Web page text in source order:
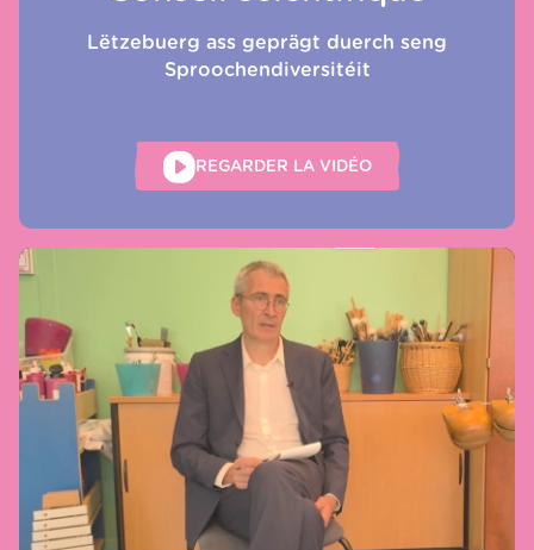
Lëtzebuerg ass geprägt duerch seng
Sproochendiversitéit
REGARDER LA VIDÉO